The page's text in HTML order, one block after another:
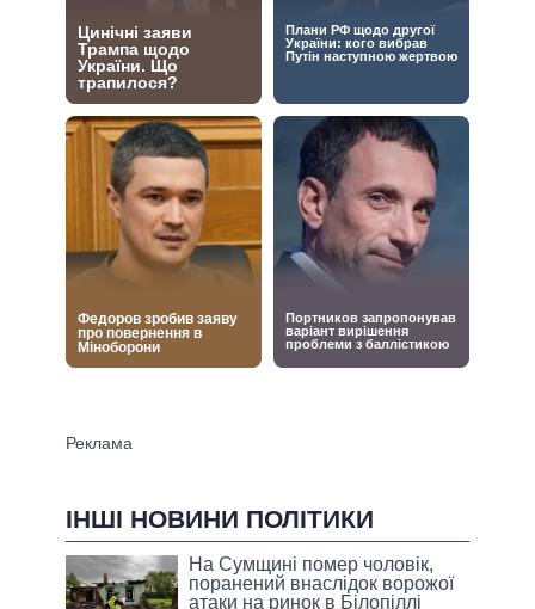
ІНШІ НОВИНИ ПОЛІТИКИ
На Сумщині помер чоловік,
поранений внаслідок ворожої
атаки на ринок в Білопіллі